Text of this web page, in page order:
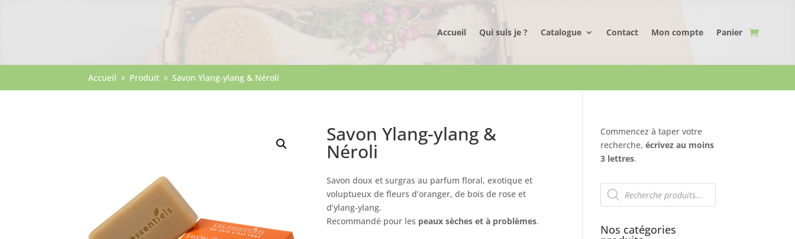
Accueil Qui suis je ? Catalogue Contact Mon compte Panier
Accueil 9 Produit 9 Savon Ylang-ylang & Néroli
Savon Ylang-ylang &
Néroli
Savon doux et surgras au parfum floral, exotique et
voluptueux de fleurs d’oranger, de bois de rose et
d’ylang-ylang.
Recommandé pour les peaux sèches et à problèmes.
Commencez à taper votre
recherche,écrivez au moins
3 lettres.
Recherche
de
produits
Nos catégories